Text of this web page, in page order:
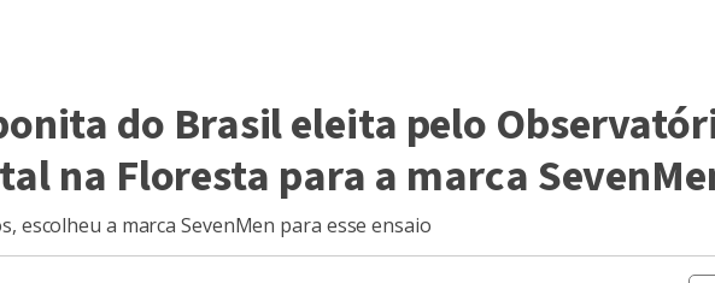
do Brasil eleita pelo
na Floresta para a marca
escolheu a marca SevenMen para esse ensaio